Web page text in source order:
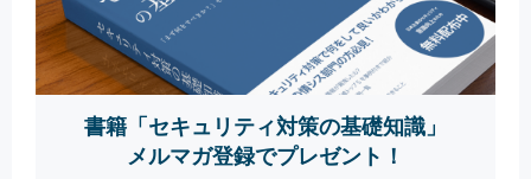
書籍「セキュリティ対策の基礎知識」
メルマガ登録でプレゼント！